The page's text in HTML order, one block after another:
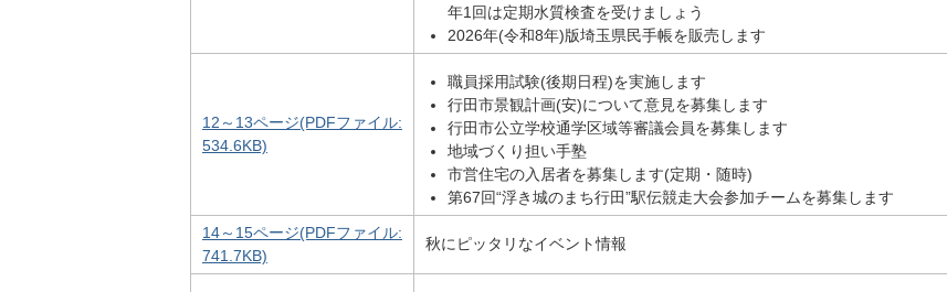
年1回は定期水質検査を受けましょう
2026年(令和8年)版埼玉県民手帳を販売します
12～13ページ(PDFファイル:
534.6KB)
職員採用試験(後期日程)を実施します
行田市景観計画(安)について意見を募集します
行田市公立学校通学区域等審議会員を募集します
地域づくり担い手塾
市営住宅の入居者を募集します(定期・随時)
第67回“浮き城のまち行田”駅伝競走大会参加チームを募集します
14～15ページ(PDFファイル:
741.7KB)
秋にピッタリなイベント情報